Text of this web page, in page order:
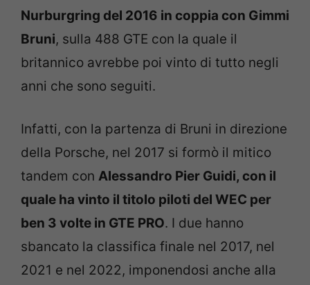
Nurburgring del 2016 in coppia con Gimmi
Bruni, sulla 488 GTE con la quale il
britannico avrebbe poi vinto di tutto negli
anni che sono seguiti.
Infatti, con la partenza di Bruni in direzione
della Porsche, nel 2017 si formò il mitico
tandem con Alessandro Pier Guidi, con il
quale ha vinto il titolo piloti del WEC per
ben 3 volte in GTE PRO. I due hanno
sbancato la classifica finale nel 2017, nel
2021 e nel 2022, imponendosi anche alla